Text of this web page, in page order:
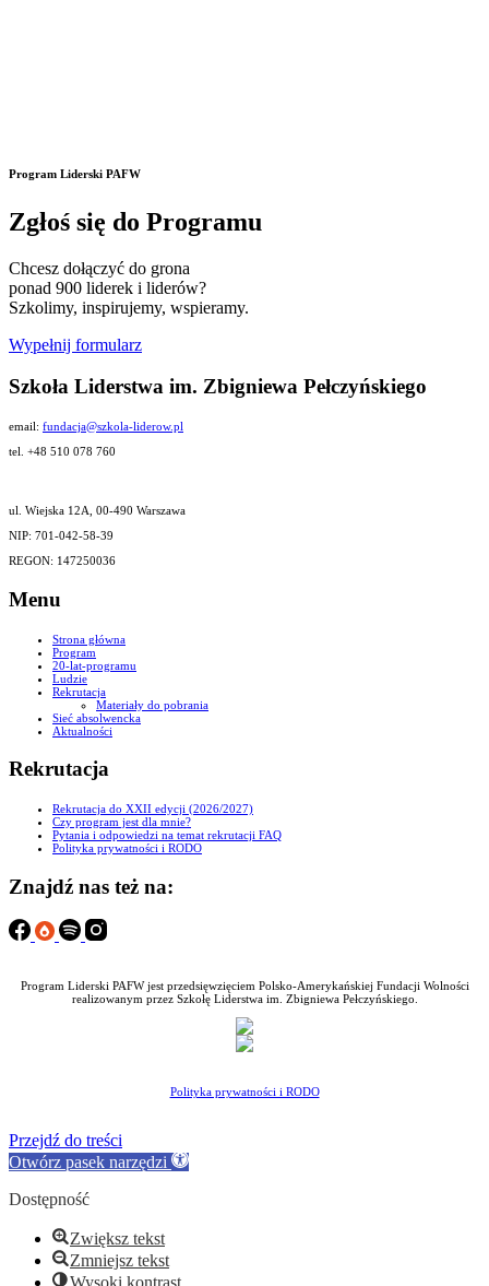
Program Liderski PAFW
Zgłoś się do Programu
Chcesz dołączyć do grona
ponad 900 liderek i liderów?
Szkolimy, inspirujemy, wspieramy.
Wypełnij formularz
Szkoła Liderstwa im. Zbigniewa Pełczyńskiego
email: fundacja@szkola-liderow.pl
tel. +48 510 078 760
ul. Wiejska 12A, 00-490 Warszawa
NIP: 701-042-58-39
REGON: 147250036
Menu
Strona główna
Program
20-lat-programu
Ludzie
Rekrutacja
Materiały do pobrania
Sieć absolwencka
Aktualności
Rekrutacja
Rekrutacja do XXII edycji (2026/2027)
Czy program jest dla mnie?
Pytania i odpowiedzi na temat rekrutacji FAQ
Polityka prywatności i RODO
Znajdź nas też na:
Program Liderski PAFW jest przedsięwzięciem Polsko-Amerykańskiej Fundacji Wolności
realizowanym przez Szkołę Liderstwa im. Zbigniewa Pełczyńskiego.
Polityka prywatności i RODO
Przejdź do treści
Otwórz pasek narzędzi
Dostępność
Zwiększ tekst
Zmniejsz tekst